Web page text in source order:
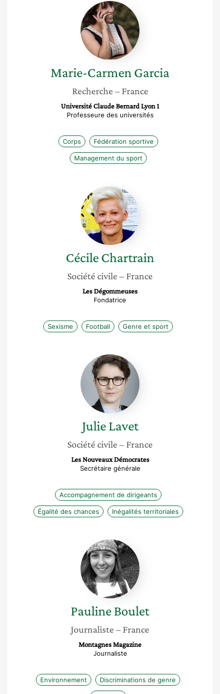
Marie-
Carmen
Garcia
Marie-Carmen Garcia
Recherche – France
Université Claude Bernard Lyon 1
Professeure des universités
Corps Fédération sportive
Management du sport
Cécile
Chartrain
CécileChartrain
Société civile – France
Les Dégommeuses
Fondatrice
Sexisme Football Genre et sport
Julie
Lavet
Julie Lavet
Société civile – France
Les Nouveaux Démocrates
Secrétaire générale
Accompagnement de dirigeants
Égalité des chances Inégalités territoriales
Pauline
Boulet
PaulineBoulet
Journaliste – France
Montagnes Magazine
Journaliste
Environnement Discriminations de genre